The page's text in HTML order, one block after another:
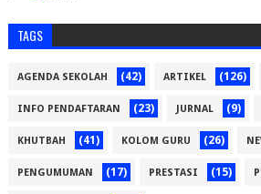
TAGS
AGENDA SEKOLAH (42) ARTIKEL (126)
INFO PENDAFTARAN (23) JURNAL (9)
KHUTBAH (41) KOLOM GURU (26)
PENGUMUMAN (17) PRESTASI (15)